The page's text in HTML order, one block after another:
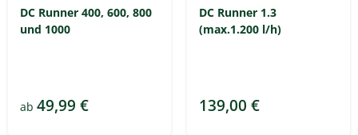
DC Runner 400, 600, 800
und 1000
ab 49,99 €
DC Runner 1.3
(max.1.200 l/h)
139,00 €